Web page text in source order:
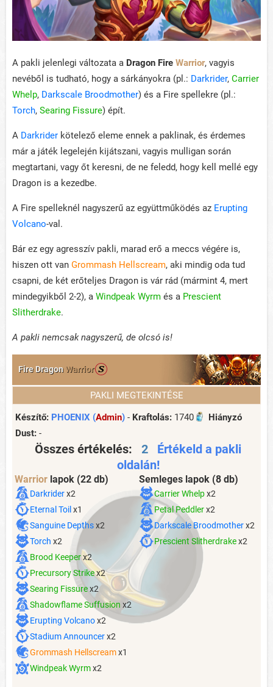
A pakli jelenlegi változata a Dragon Fire Warrior, vagyis
nevéből is tudható, hogy a sárkányokra (pl.: Darkrider, Carrier
Whelp, Darkscale Broodmother) és a Fire spellekre (pl.:
Torch, Searing Fissure) épít.
A Darkrider kötelező eleme ennek a paklinak, és érdemes
már a játék legelején kijátszani, vagyis mulligan során
megtartani, vagy őt keresni, de ne feledd, hogy kell mellé egy
Dragon is a kezedbe.
A Fire spelleknél nagyszerű az együttműködés az Erupting
Volcano-val.
Bár ez egy agresszív pakli, marad erő a meccs végére is,
hiszen ott van Grommash Hellscream, aki mindig oda tud
csapni, de két erőteljes Dragon is vár rád (mármint 4, mert
mindegyikből 2-2), a Windpeak Wyrm és a Prescient
Slitherdrake.
A pakli nemcsak nagyszerű, de olcsó is!
Fire Dragon Warrior
PAKLI MEGTEKINTÉSE
Készítő: PHOENIX (Admin) - Kraftolás: 1740
Hiányzó
Dust: -
Összes értékelés: 2
Értékeld a pakli
oldalán!
Warrior lapok (22 db)
Darkriderx2
Eternal Toil x1
Sanguine Depthsx2
Torch x2
Brood Keeperx2
Precursory Strikex2
Searing Fissurex2
Shadowflame Suffusion x2
Erupting Volcanox2
Stadium Announcerx2
Grommash Hellscreamx1
Windpeak Wyrmx2
Semleges lapok (8 db)
Carrier Whelpx2
Petal Peddlerx2
Darkscale Broodmotherx2
Prescient Slitherdrakex2